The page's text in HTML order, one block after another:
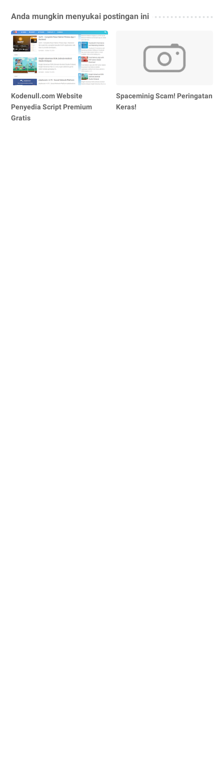
Anda mungkin menyukai postingan ini
Kodenull.com Website
Penyedia Script Premium
Gratis
Spaceminig Scam! Peringatan
Keras!